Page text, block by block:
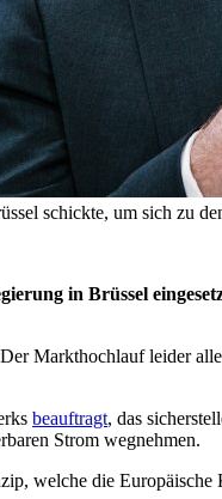
schickte, um sich zu
in Brüssel
Markthochlauf leider
beauftragt, das
Strom wegnehmen.
welche die